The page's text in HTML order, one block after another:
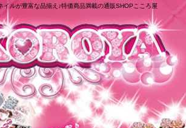
ルが豊富な品揃え♪特価商品満載の通販SHOPこころ屋